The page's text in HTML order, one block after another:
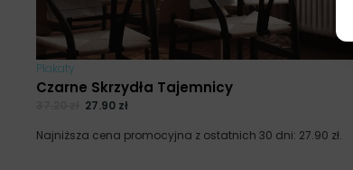
Plakaty
Czarne Skrzydła Tajemnicy
27.90 zł
Najniższa cena promocyjna z ostatnich 30 dni: 27.90 zł.